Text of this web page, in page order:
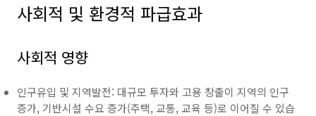
사회적 및 환경적 파급효과
사회적 영향
인구유입 및 지역발전: 대규모 투자와 고용 창출이 지역의 인구
증가, 기반시설 수요 증가(주택, 교통, 교육 등)로 이어질 수 있습